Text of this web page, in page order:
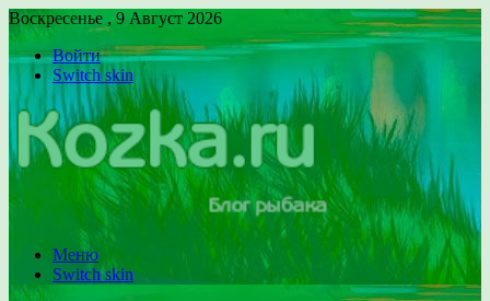
Воскресенье , 9 Август 2026
Войти
Switch skin
Меню
Switch skin